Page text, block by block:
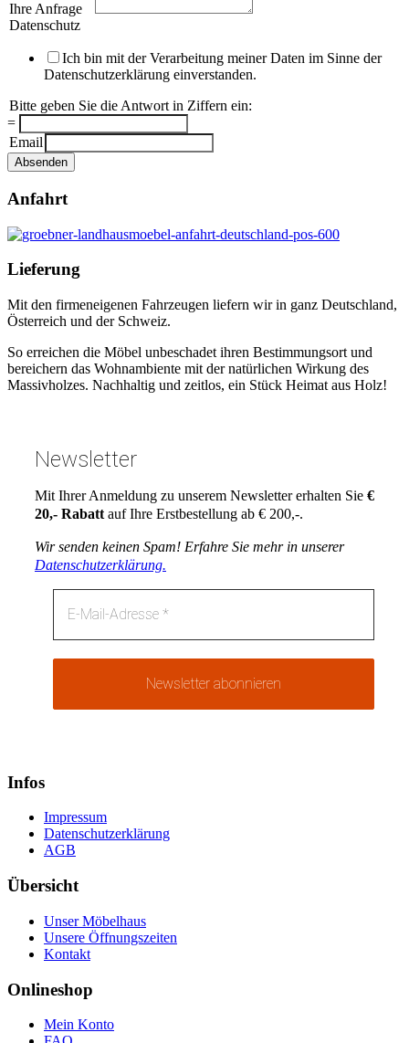
Ihre Anfrage
Datenschutz
Ich bin mit der Verarbeitung meiner Daten im Sinne der
Datenschutzerklärung einverstanden.
Bitte geben Sie die Antwort in Ziffern ein:
=
Email
Absenden
Anfahrt
Lieferung
Mit den firmeneigenen Fahrzeugen liefern wir in ganz Deutschland,
Österreich und der Schweiz.
So erreichen die Möbel unbeschadet ihren Bestimmungsort und
bereichern das Wohnambiente mit der natürlichen Wirkung des
Massivholzes. Nachhaltig und zeitlos, ein Stück Heimat aus Holz!
Newsletter
Mit Ihrer Anmeldung zu unserem Newsletter erhalten Sie €
20,- Rabatt auf Ihre Erstbestellung ab € 200,-.
Wir senden keinen Spam! Erfahre Sie mehr in unserer
Datenschutzerklärung.
Infos
Impressum
Datenschutzerklärung
AGB
Übersicht
Unser Möbelhaus
Unsere Öffnungszeiten
Kontakt
Onlineshop
Mein Konto